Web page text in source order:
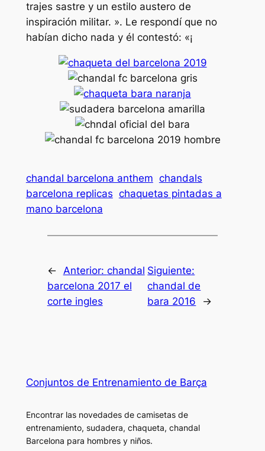
trajes sastre y un estilo austero de
inspiración militar. ». Le respondí que no
habían dicho nada y él contestó: «¡
chandal barcelona anthem chandals
barcelona replicas chaquetas pintadas a
mano barcelona
← Anterior: chandal
barcelona 2017 el
corte ingles
Siguiente:
chandal de
bara 2016
→
Conjuntos de Entrenamiento de Barça
Encontrar las novedades de camisetas de
entrenamiento, sudadera, chaqueta, chandal
Barcelona para hombres y niños.